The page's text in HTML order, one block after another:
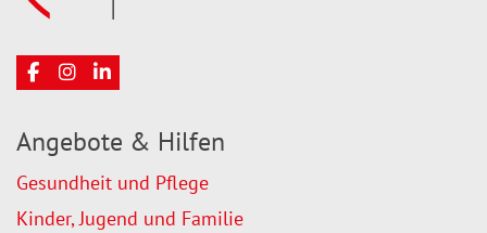
Angebote & Hilfen
Gesundheit und Pflege
Kinder, Jugend und Familie